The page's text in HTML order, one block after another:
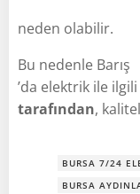
neden olabilir.
Bu nedenle Barış
’da elektrik ile
tarafından,
BURSA 7/24
BURSA